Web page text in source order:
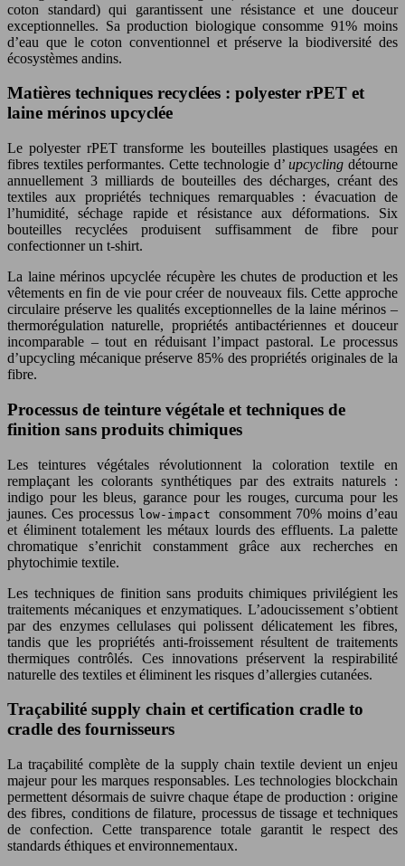
coton standard) qui garantissent une résistance et une douceur
exceptionnelles. Sa production biologique consomme 91% moins
d’eau que le coton conventionnel et préserve la biodiversité des
écosystèmes andins.
Matières techniques recyclées : polyester rPET et
laine mérinos upcyclée
Le polyester rPET transforme les bouteilles plastiques usagées en
fibres textiles performantes. Cette technologie d’upcyclingdétourne
annuellement 3 milliards de bouteilles des décharges, créant des
textiles aux propriétés techniques remarquables : évacuation de
l’humidité, séchage rapide et résistance aux déformations. Six
bouteilles recyclées produisent suffisamment de fibre pour
confectionner un t-shirt.
La laine mérinos upcyclée récupère les chutes de production et les
vêtements en fin de vie pour créer de nouveaux fils. Cette approche
circulaire préserve les qualités exceptionnelles de la laine mérinos –
thermorégulation naturelle, propriétés antibactériennes et douceur
incomparable – tout en réduisant l’impact pastoral. Le processus
d’upcycling mécanique préserve 85% des propriétés originales de la
fibre.
Processus de teinture végétale et techniques de
finition sans produits chimiques
Les teintures végétales révolutionnent la coloration textile en
remplaçant les colorants synthétiques par des extraits naturels :
indigo pour les bleus, garance pour les rouges, curcuma pour les
jaunes. Ces processus low-impactconsomment 70% moins d’eau
et éliminent totalement les métaux lourds des effluents. La palette
chromatique s’enrichit constamment grâce aux recherches en
phytochimie textile.
Les techniques de finition sans produits chimiques privilégient les
traitements mécaniques et enzymatiques. L’adoucissement s’obtient
par des enzymes cellulases qui polissent délicatement les fibres,
tandis que les propriétés anti-froissement résultent de traitements
thermiques contrôlés. Ces innovations préservent la respirabilité
naturelle des textiles et éliminent les risques d’allergies cutanées.
Traçabilité supply chain et certification cradle to
cradle des fournisseurs
La traçabilité complète de la supply chain textile devient un enjeu
majeur pour les marques responsables. Les technologies blockchain
permettent désormais de suivre chaque étape de production : origine
des fibres, conditions de filature, processus de tissage et techniques
de confection. Cette transparence totale garantit le respect des
standards éthiques et environnementaux.